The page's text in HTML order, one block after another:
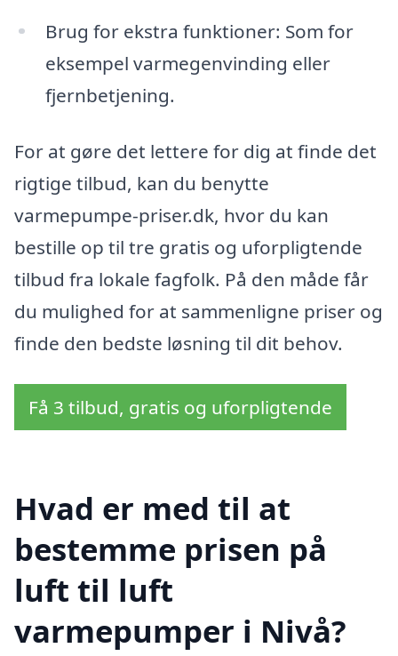
Brug for ekstra funktioner: Som for
eksempel varmegenvinding eller
fjernbetjening.
For at gøre det lettere for dig at finde det
rigtige tilbud, kan du benytte
varmepumpe-priser.dk, hvor du kan
bestille op til tre gratis og uforpligtende
tilbud fra lokale fagfolk. På den måde får
du mulighed for at sammenligne priser og
finde den bedste løsning til dit behov.
Få 3 tilbud, gratis og uforpligtende
Hvad er med til at
bestemme prisen på
luft til luft
varmepumper i Nivå?